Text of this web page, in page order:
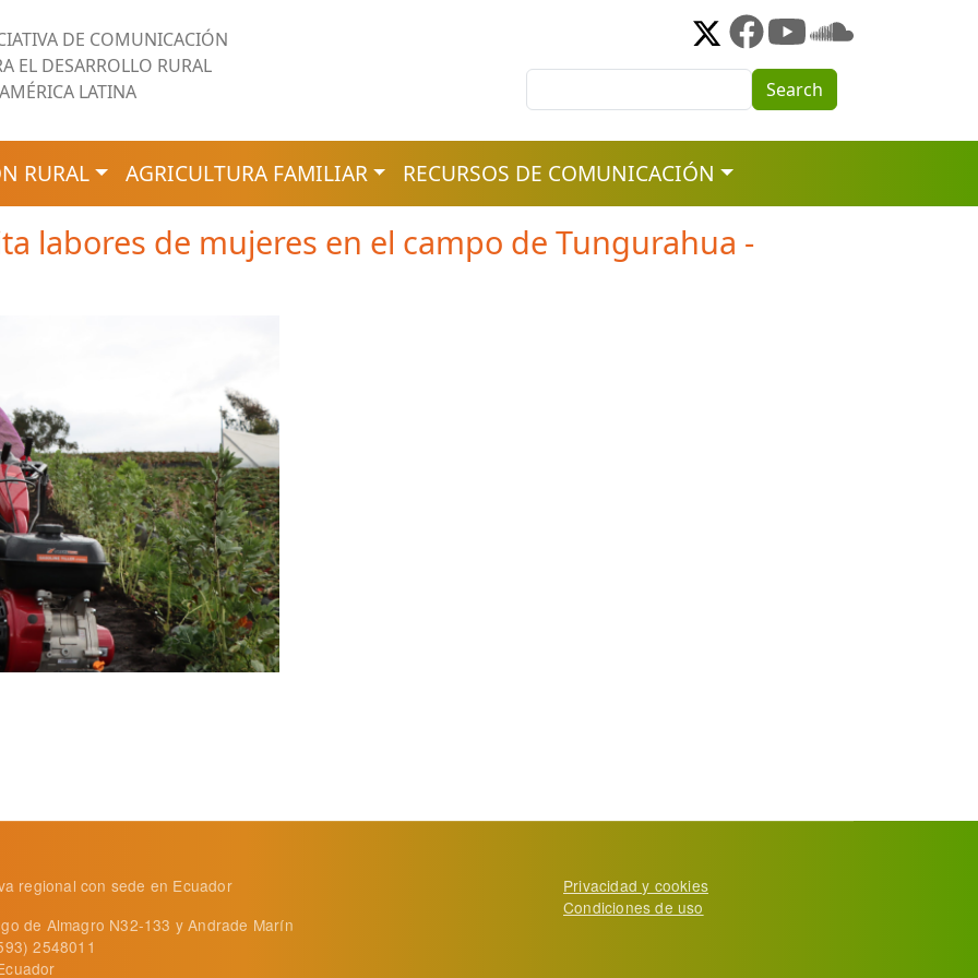
DE COMUNICACIÓN
EL DESARROLLO RURAL
LATINA
Search
RURAL AGRICULTURA FAMILIAR RECURSOS DE COMUNICACIÓN
labores de mujeres en el campo de Tungurahua -
regional con sede en Ecuador
de Almagro N32-133 y Andrade Marín
2548011
Privacidad y cookies
Condiciones de uso